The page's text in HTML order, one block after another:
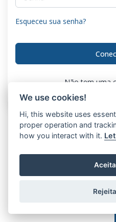
Esqueceu sua senha?
Não tem uma
© 2026
We use cookies!
Hi, this website uses
proper operation and
how you interact with it.